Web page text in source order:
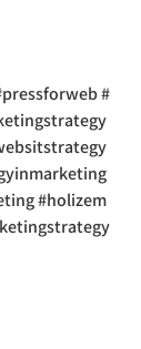
#ai
#holizem